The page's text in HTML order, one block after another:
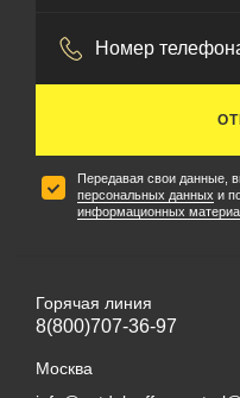
Передавая свои данные,
персональных данных и
информационных
Горячая линия
8(800)707-36-97
Москва